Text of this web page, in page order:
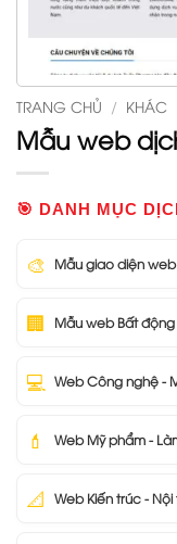
TRANG CHỦ / KHÁC
Mẫu web
🎯 DANH MỤC
🎨 Mẫu giao diện web
🏢 Mẫu web Bất động
💻 Web Công nghệ -
💄 Web Mỹ phẩm -
📐 Web Kiến trúc -